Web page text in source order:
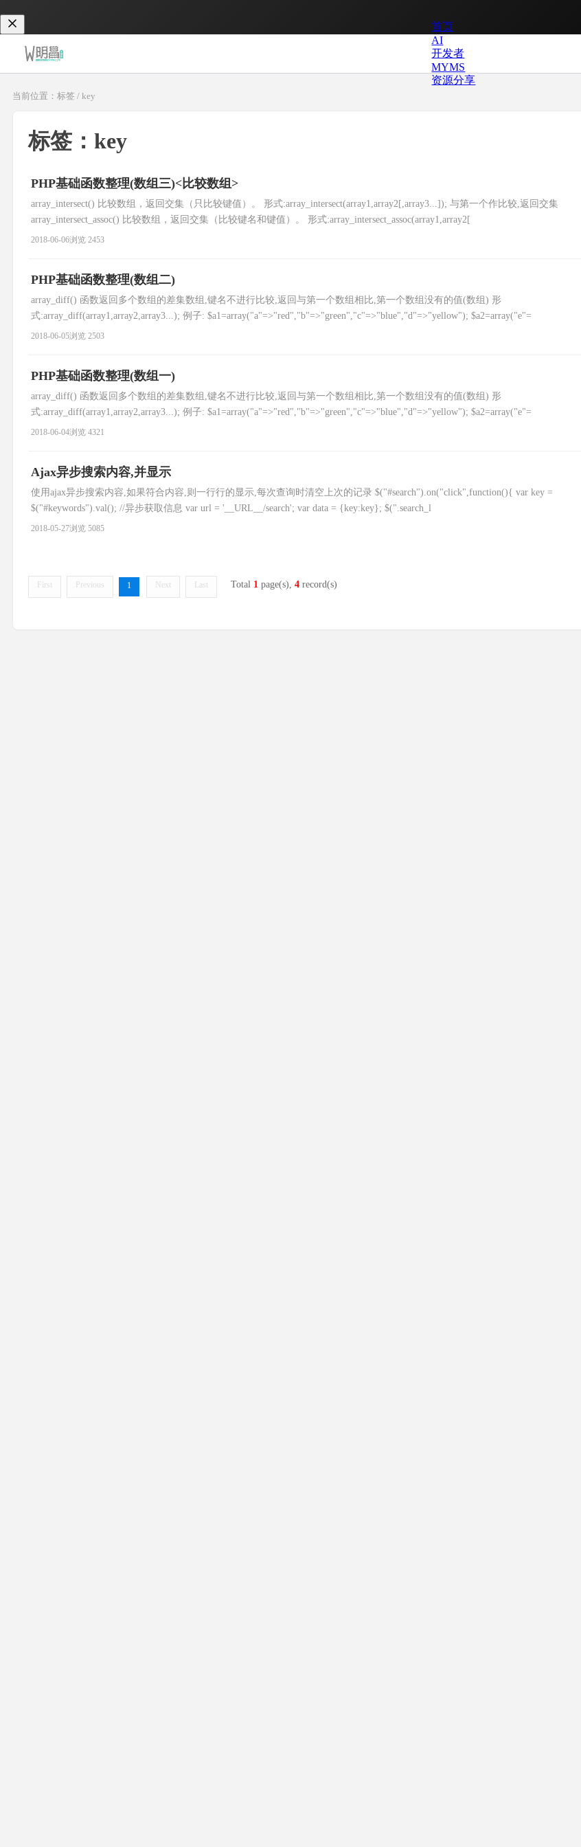
首页
AI
开发者
MYMS
资源分享
当前位置：标签 / key
标签：key
PHP基础函数整理(数组三)<比较数组>
array_intersect() 比较数组，返回交集（只比较键值）。 形式:array_intersect(array1,array2[,array3...]); 与第一个作比较,返回交集
array_intersect_assoc() 比较数组，返回交集（比较键名和键值）。 形式:array_intersect_assoc(array1,array2[
2018-06-06浏览 2453
PHP基础函数整理(数组二)
array_diff() 函数返回多个数组的差集数组,键名不进行比较,返回与第一个数组相比,第一个数组没有的值(数组) 形
式:array_diff(array1,array2,array3...); 例子: $a1=array("a"=>"red","b"=>"green","c"=>"blue","d"=>"yellow"); $a2=array("e"=
2018-06-05浏览 2503
PHP基础函数整理(数组一)
array_diff() 函数返回多个数组的差集数组,键名不进行比较,返回与第一个数组相比,第一个数组没有的值(数组) 形
式:array_diff(array1,array2,array3...); 例子: $a1=array("a"=>"red","b"=>"green","c"=>"blue","d"=>"yellow"); $a2=array("e"=
2018-06-04浏览 4321
Ajax异步搜索内容,并显示
使用ajax异步搜索内容,如果符合内容,则一行行的显示,每次查询时清空上次的记录 $("#search").on("click",function(){ var key =
$("#keywords").val(); //异步获取信息 var url = '__URL__/search'; var data = {key:key}; $(".search_l
2018-05-27浏览 5085
First Previous 1 Next Last Total 1 page(s), 4 record(s)